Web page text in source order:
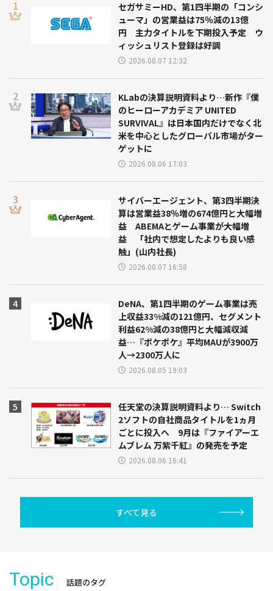
セガサミーHD、第1四半期の「コンシ
ューマ」の営業益は75％減の13億
円 主力タイトルを下期投入予定 ウ
ィッシュリスト登録は好調
2026.08.07 12:32
KLabの決算説明資料より…新作『僕
のヒーローアカデミア UNITED
SURVIVAL』は日本国内だけでなく北
米を中心としたグローバル市場がター
ゲットに
2026.08.06 17:03
サイバーエージェント、第3四半期決
算は営業益38％増の674億円と大幅増
益 ABEMAとゲーム事業が大幅増
益 「社内で想定したよりも良い感
触」(山内社長)
2026.08.07 16:58
DeNA、第1四半期のゲーム事業は売
上収益33%減の121億円、セグメント
利益62%減の38億円と大幅減収減
益…『ポケポケ』平均MAUが3900万
人→2300万人に
2026.08.05 19:03
任天堂の決算説明資料より… Switch
2ソフトの自社商品タイトルを1ヵ月
ごとに投入へ 9月は『ファイアーエ
ムブレム 万紫千紅』の発売を予定
2026.08.06 16:41
すべて見る
Topic 話題のタグ